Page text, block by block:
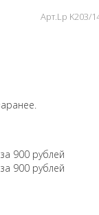
Арт.Lp K203/
900 рублей
900 рублей